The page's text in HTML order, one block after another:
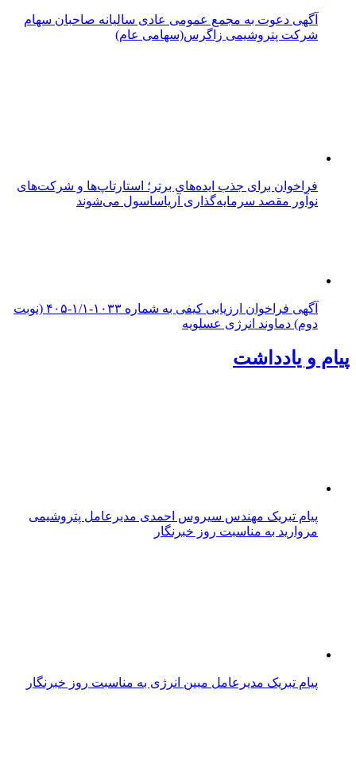
آگهی دعوت به مجمع عمومی عادی سالیانه صاحبان سهام
شرکت پتروشیمی زاگرس(سهامی عام)
فراخوان برای جذب ایده‌های برتر؛ استارتاپ‌ها و شرکت‌های
نوآور مقصد سرما‌یه‌گذاری آریاساسول می‌شوند
آگهی فراخوان ارزیابی کیفی به شماره ۱۰۳۳-۱/۱-۴۰۵ (نوبت
دوم) دماوند انرژی عسلویه
پیام و یادداشت
پیام تبریک مهندس سیروس احمدی مدیرعامل پتروشیمی
مروارید به مناسبت روز خبرنگار
پیام تبریک مدیرعامل مبین انرژی به مناسبت روز خبرنگار